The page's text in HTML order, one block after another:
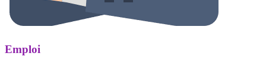
Emploi